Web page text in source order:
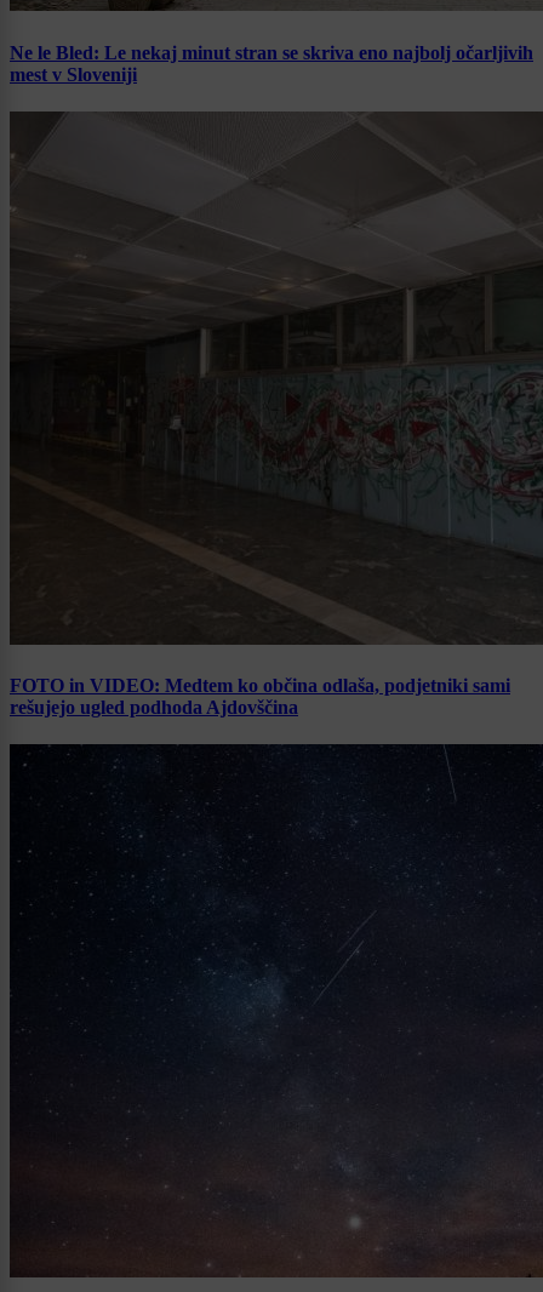
Ne le Bled: Le nekaj minut stran se skriva eno najbolj očarljivih
mest v Sloveniji
FOTO in VIDEO: Medtem ko občina odlaša, podjetniki sami
rešujejo ugled podhoda Ajdovščina